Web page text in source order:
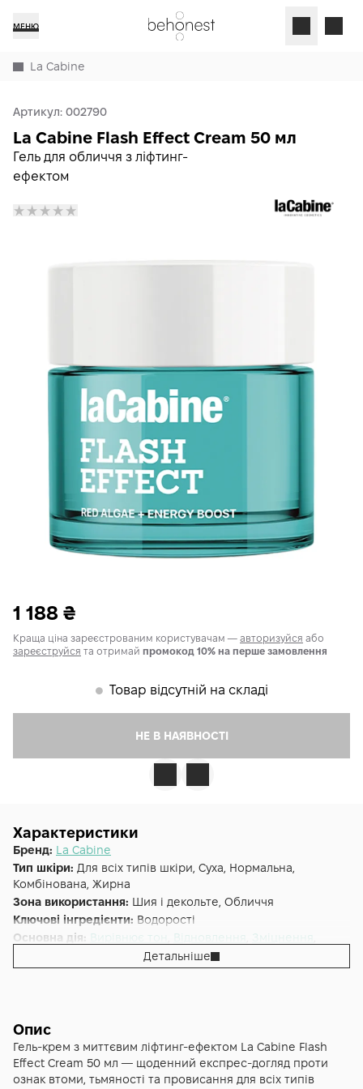
МЕНЮ
La Cabine
Артикул: 002790
Гель для обличчя з ліфтинг-
ефектом
La Cabine Flash Effect Cream 50 мл
1 188 ₴
Краща ціна зареєстрованим користувачам — авторизуйся або
зареєструйся та отримай промокод 10% на перше замовлення
𒊹 Товар відсутній на складі
НЕ В НАЯВНОСТІ
Характеристики
Бренд: La Cabine
Тип шкіри: Для всіх типів шкіри, Суха, Нормальна,
Комбінована, Жирна
Зона використання: Шия і декольте, Обличчя
Ключові інгредієнти: Водорості
Основна дія: Вирівнює тон Відновлення Зміцнення
Сяяння
Форма випуску:Гель-крем
Детальніше
Опис
Гель-крем з миттєвим ліфтинг-ефектом La Cabine Flash
Effect Cream 50 мл — щоденний експрес-догляд проти
ознак втоми, тьмяності та провисання для всіх типів